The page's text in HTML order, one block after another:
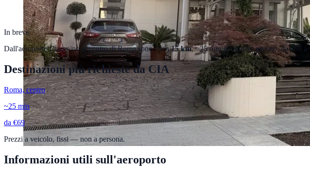
In breve
Dall'aeroportoCiampino al centro diRomasono circa15km, ~25 minin transfer privato, da €69 a
Destinazioni più richieste daCIA
Roma, centro
~25 min
da €69
Prezzi a veicolo, fissi — non a persona.
Informazioni utili sull'aeroporto